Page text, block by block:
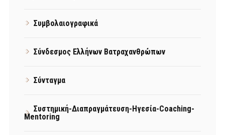
Συμβολαιογραφικά
Σύνδεσμος Ελλήνων Βατραχανθρώπων
Σύνταγμα
Συστημική-Διαπραγμάτευση-Ηγεσία-Coaching-
Mentoring